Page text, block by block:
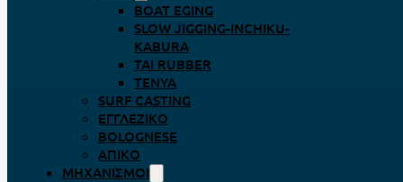
BOAT EGING
SLOW JIGGING-INCHIKU-
KABURA
TAI RUBBER
TENYA
SURF CASTING
ΕΓΓΛΈΖΙΚΟ
BOLOGNESE
ΑΠΊΚΟ
ΜΗΧΑΝΙΣΜΟΊ